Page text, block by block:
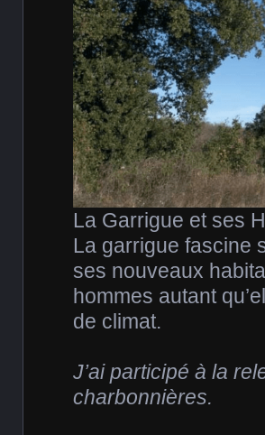
La Garrigue et ses
La garrigue fascine
ses nouveaux
hommes autant
de climat.
J’ai participé à la
charbonnières.